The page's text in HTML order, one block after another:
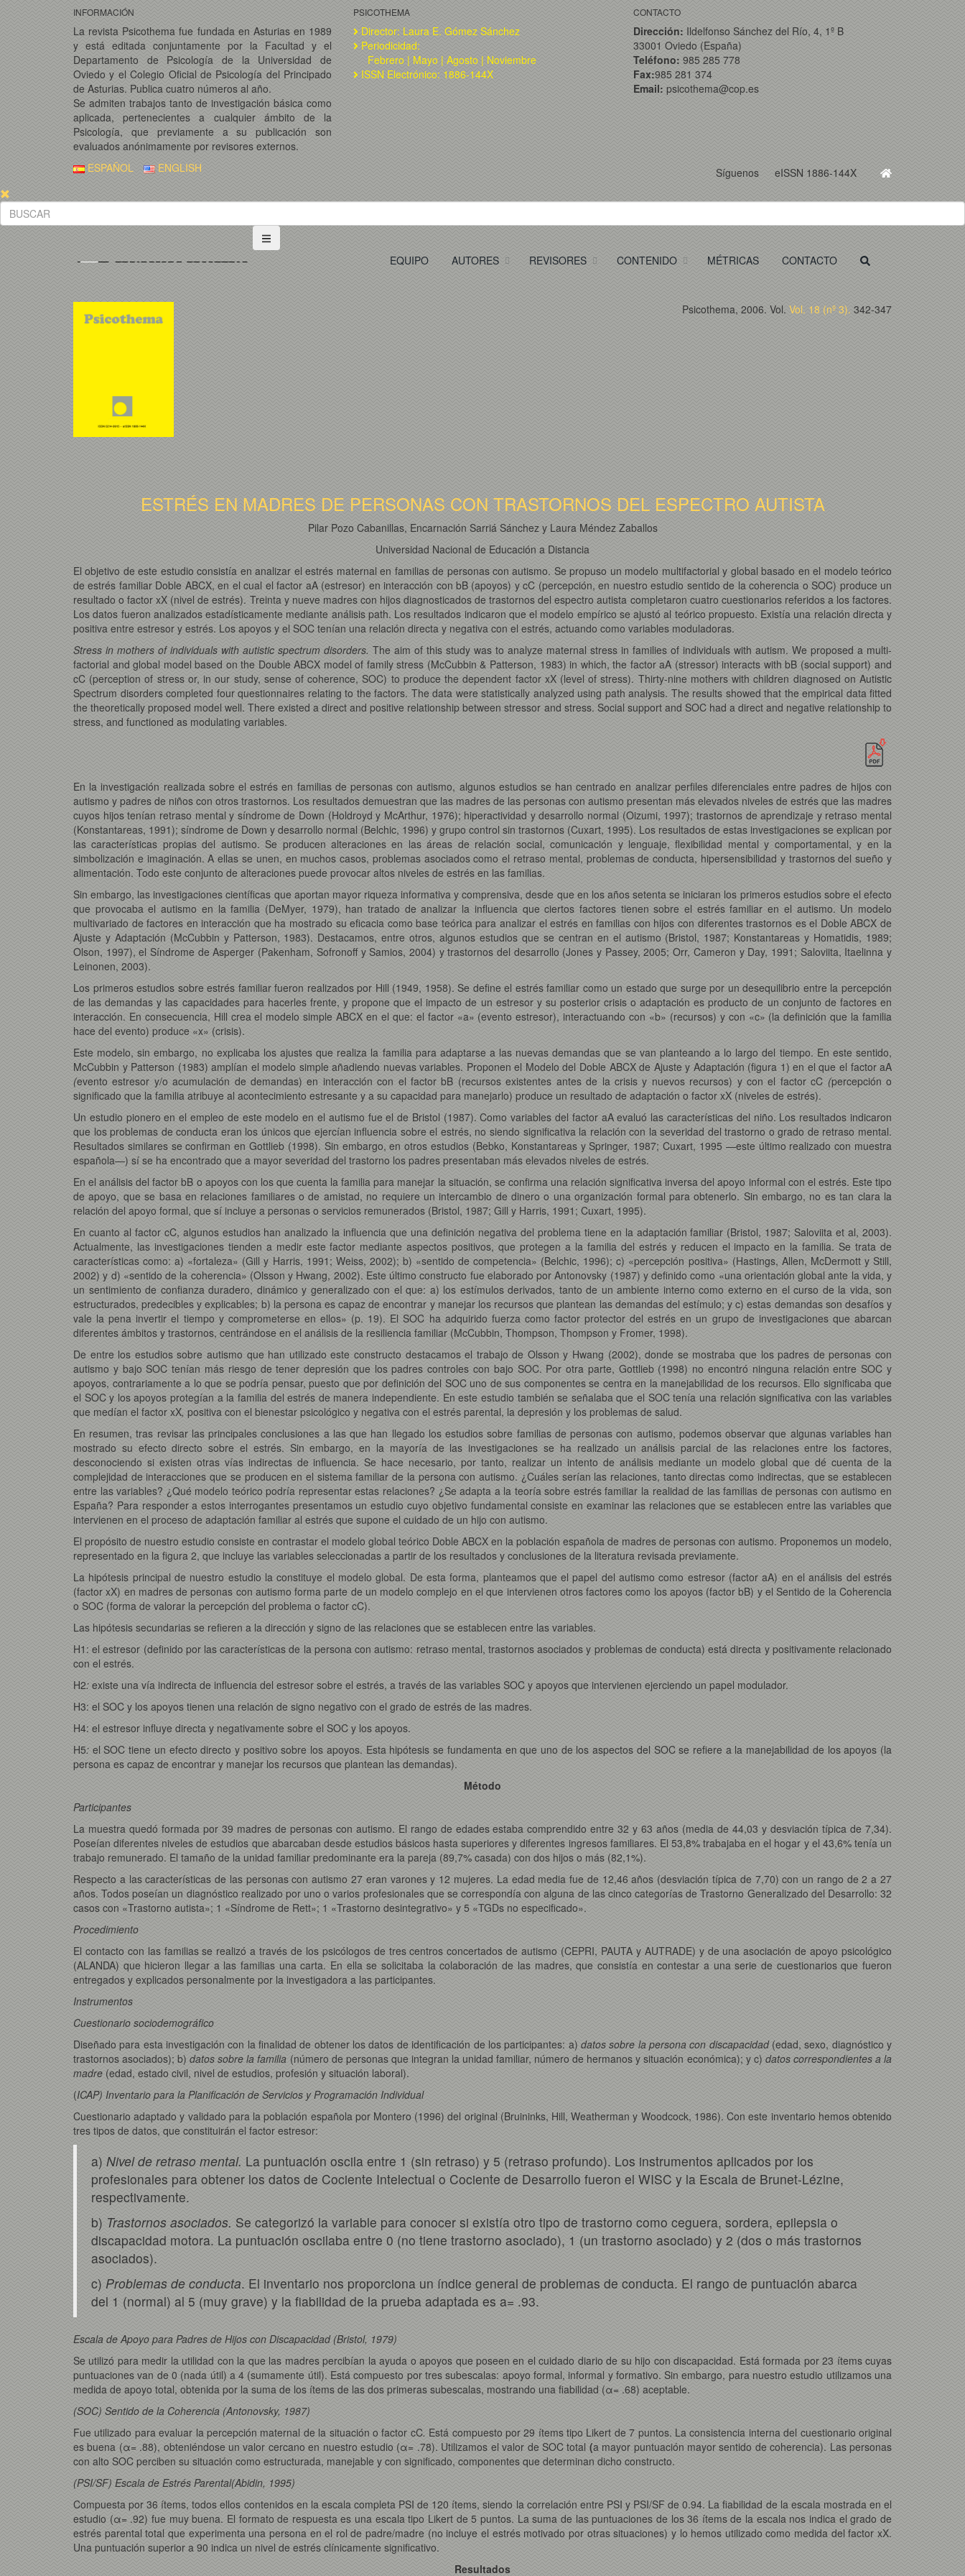
INFORMACIÓN
La revista Psicothema fue fundada en Asturias en 1989
y está editada conjuntamente por la Facultad y el
Departamento de Psicología de la Universidad de
Oviedo y el Colegio Oficial de Psicología del Principado
de Asturias. Publica cuatro números al año.
Se admiten trabajos tanto de investigación básica como
aplicada, pertenecientes a cualquier ámbito de la
Psicología, que previamente a su publicación son
evaluados anónimamente por revisores externos.
PSICOTHEMA
Director: Laura E. Gómez Sánchez
Periodicidad:
Febrero | Mayo | Agosto | Noviembre
ISSN Electrónico: 1886-144X
CONTACTO
Dirección: Ildelfonso Sánchez del Río, 4, 1º B
33001 Oviedo (España)
Teléfono: 985 285 778
Fax:985 281 374
Email: psicothema@cop.es
Síguenos eISSN 1886-144X
ESPAÑOL ENGLISH
EQUIPO AUTORES REVISORES CONTENIDO MÉTRICAS CONTACTO
Psicothema, 2006. Vol. Vol. 18 (nº 3). 342-347
ESTRÉS EN MADRES DE PERSONAS CON TRASTORNOS DEL ESPECTRO AUTISTA
Pilar Pozo Cabanillas, Encarnación Sarriá Sánchez y Laura Méndez Zaballos
Universidad Nacional de Educación a Distancia
El objetivo de este estudio consistía en analizar el estrés maternal en familias de personas con autismo. Se propuso un modelo multifactorial y global basado en el modelo teórico
de estrés familiar Doble ABCX, en el cual el factor aA (estresor) en interacción con bB (apoyos) y cC (percepción, en nuestro estudio sentido de la coherencia o SOC) produce un
resultado o factor xX (nivel de estrés). Treinta y nueve madres con hijos diagnosticados de trastornos del espectro autista completaron cuatro cuestionarios referidos a los factores.
Los datos fueron analizados estadísticamente mediante análisis path. Los resultados indicaron que el modelo empírico se ajustó al teórico propuesto. Existía una relación directa y
positiva entre estresor y estrés. Los apoyos y el SOC tenían una relación directa y negativa con el estrés, actuando como variables moduladoras.
Stress in mothers of individuals with autistic spectrum disorders. The aim of this study was to analyze maternal stress in families of individuals with autism. We proposed a multi-
factorial and global model based on the Double ABCX model of family stress (McCubbin & Patterson, 1983) in which, the factor aA (stressor) interacts with bB (social support) and
cC (perception of stress or, in our study, sense of coherence, SOC) to produce the dependent factor xX (level of stress). Thirty-nine mothers with children diagnosed on Autistic
Spectrum disorders completed four questionnaires relating to the factors. The data were statistically analyzed using path analysis. The results showed that the empirical data fitted
the theoretically proposed model well. There existed a direct and positive relationship between stressor and stress. Social support and SOC had a direct and negative relationship to
stress, and functioned as modulating variables.
En la investigación realizada sobre el estrés en familias de personas con autismo, algunos estudios se han centrado en analizar perfiles diferenciales entre padres de hijos con
autismo y padres de niños con otros trastornos. Los resultados demuestran que las madres de las personas con autismo presentan más elevados niveles de estrés que las madres
cuyos hijos tenían retraso mental y síndrome de Down (Holdroyd y McArthur, 1976); hiperactividad y desarrollo normal (Oizumi, 1997); trastornos de aprendizaje y retraso mental
(Konstantareas, 1991); síndrome de Down y desarrollo normal (Belchic, 1996) y grupo control sin trastornos (Cuxart, 1995). Los resultados de estas investigaciones se explican por
las características propias del autismo. Se producen alteraciones en las áreas de relación social, comunicación y lenguaje, flexibilidad mental y comportamental, y en la
simbolización e imaginación. A ellas se unen, en muchos casos, problemas asociados como el retraso mental, problemas de conducta, hipersensibilidad y trastornos del sueño y
alimentación. Todo este conjunto de alteraciones puede provocar altos niveles de estrés en las familias.
Sin embargo, las investigaciones científicas que aportan mayor riqueza informativa y comprensiva, desde que en los años setenta se iniciaran los primeros estudios sobre el efecto
que provocaba el autismo en la familia (DeMyer, 1979), han tratado de analizar la influencia que ciertos factores tienen sobre el estrés familiar en el autismo. Un modelo
multivariado de factores en interacción que ha mostrado su eficacia como base teórica para analizar el estrés en familias con hijos con diferentes trastornos es el Doble ABCX de
Ajuste y Adaptación (McCubbin y Patterson, 1983). Destacamos, entre otros, algunos estudios que se centran en el autismo (Bristol, 1987; Konstantareas y Homatidis, 1989;
Olson, 1997), el Síndrome de Asperger (Pakenham, Sofronoff y Samios, 2004) y trastornos del desarrollo (Jones y Passey, 2005; Orr, Cameron y Day, 1991; Saloviita, Itaelinna y
Leinonen, 2003).
Los primeros estudios sobre estrés familiar fueron realizados por Hill (1949, 1958). Se define el estrés familiar como un estado que surge por un desequilibrio entre la percepción
de las demandas y las capacidades para hacerles frente, y propone que el impacto de un estresor y su posterior crisis o adaptación es producto de un conjunto de factores en
interacción. En consecuencia, Hill crea el modelo simple ABCX en el que: el factor «a» (evento estresor), interactuando con «b» (recursos) y con «c» (la definición que la familia
hace del evento) produce «x» (crisis).
Este modelo, sin embargo, no explicaba los ajustes que realiza la familia para adaptarse a las nuevas demandas que se van planteando a lo largo del tiempo. En este sentido,
McCubbin y Patterson (1983) amplían el modelo simple añadiendo nuevas variables. Proponen el Modelo del Doble ABCX de Ajuste y Adaptación (figura 1) en el que el factor aA
(evento estresor y/o acumulación de demandas) en interacción con el factor bB (recursos existentes antes de la crisis y nuevos recursos) y con el factor cC (percepción o
significado que la familia atribuye al acontecimiento estresante y a su capacidad para manejarlo) produce un resultado de adaptación o factor xX (niveles de estrés).
Un estudio pionero en el empleo de este modelo en el autismo fue el de Bristol (1987). Como variables del factor aA evaluó las características del niño. Los resultados indicaron
que los problemas de conducta eran los únicos que ejercían influencia sobre el estrés, no siendo significativa la relación con la severidad del trastorno o grado de retraso mental.
Resultados similares se confirman en Gottlieb (1998). Sin embargo, en otros estudios (Bebko, Konstantareas y Springer, 1987; Cuxart, 1995 —este último realizado con muestra
española—) sí se ha encontrado que a mayor severidad del trastorno los padres presentaban más elevados niveles de estrés.
En el análisis del factor bB o apoyos con los que cuenta la familia para manejar la situación, se confirma una relación significativa inversa del apoyo informal con el estrés. Este tipo
de apoyo, que se basa en relaciones familiares o de amistad, no requiere un intercambio de dinero o una organización formal para obtenerlo. Sin embargo, no es tan clara la
relación del apoyo formal, que sí incluye a personas o servicios remunerados (Bristol, 1987; Gill y Harris, 1991; Cuxart, 1995).
En cuanto al factor cC, algunos estudios han analizado la influencia que una definición negativa del problema tiene en la adaptación familiar (Bristol, 1987; Saloviita et al, 2003).
Actualmente, las investigaciones tienden a medir este factor mediante aspectos positivos, que protegen a la familia del estrés y reducen el impacto en la familia. Se trata de
características como: a) «fortaleza» (Gill y Harris, 1991; Weiss, 2002); b) «sentido de competencia» (Belchic, 1996); c) «percepción positiva» (Hastings, Allen, McDermott y Still,
2002) y d) «sentido de la coherencia» (Olsson y Hwang, 2002). Este último constructo fue elaborado por Antonovsky (1987) y definido como «una orientación global ante la vida, y
un sentimiento de confianza duradero, dinámico y generalizado con el que: a) los estímulos derivados, tanto de un ambiente interno como externo en el curso de la vida, son
estructurados, predecibles y explicables; b) la persona es capaz de encontrar y manejar los recursos que plantean las demandas del estímulo; y c) estas demandas son desafíos y
vale la pena invertir el tiempo y comprometerse en ellos» (p. 19). El SOC ha adquirido fuerza como factor protector del estrés en un grupo de investigaciones que abarcan
diferentes ámbitos y trastornos, centrándose en el análisis de la resiliencia familiar (McCubbin, Thompson, Thompson y Fromer, 1998).
De entre los estudios sobre autismo que han utilizado este constructo destacamos el trabajo de Olsson y Hwang (2002), donde se mostraba que los padres de personas con
autismo y bajo SOC tenían más riesgo de tener depresión que los padres controles con bajo SOC. Por otra parte, Gottlieb (1998) no encontró ninguna relación entre SOC y
apoyos, contrariamente a lo que se podría pensar, puesto que por definición del SOC uno de sus componentes se centra en la manejabilidad de los recursos. Ello significaba que
el SOC y los apoyos protegían a la familia del estrés de manera independiente. En este estudio también se señalaba que el SOC tenía una relación significativa con las variables
que medían el factor xX, positiva con el bienestar psicológico y negativa con el estrés parental, la depresión y los problemas de salud.
En resumen, tras revisar las principales conclusiones a las que han llegado los estudios sobre familias de personas con autismo, podemos observar que algunas variables han
mostrado su efecto directo sobre el estrés. Sin embargo, en la mayoría de las investigaciones se ha realizado un análisis parcial de las relaciones entre los factores,
desconociendo si existen otras vías indirectas de influencia. Se hace necesario, por tanto, realizar un intento de análisis mediante un modelo global que dé cuenta de la
complejidad de interacciones que se producen en el sistema familiar de la persona con autismo. ¿Cuáles serían las relaciones, tanto directas como indirectas, que se establecen
entre las variables? ¿Qué modelo teórico podría representar estas relaciones? ¿Se adapta a la teoría sobre estrés familiar la realidad de las familias de personas con autismo en
España? Para responder a estos interrogantes presentamos un estudio cuyo objetivo fundamental consiste en examinar las relaciones que se establecen entre las variables que
intervienen en el proceso de adaptación familiar al estrés que supone el cuidado de un hijo con autismo.
El propósito de nuestro estudio consiste en contrastar el modelo global teórico Doble ABCX en la población española de madres de personas con autismo. Proponemos un modelo,
representado en la figura 2, que incluye las variables seleccionadas a partir de los resultados y conclusiones de la literatura revisada previamente.
La hipótesis principal de nuestro estudio la constituye el modelo global. De esta forma, planteamos que el papel del autismo como estresor (factor aA) en el análisis del estrés
(factor xX) en madres de personas con autismo forma parte de un modelo complejo en el que intervienen otros factores como los apoyos (factor bB) y el Sentido de la Coherencia
o SOC (forma de valorar la percepción del problema o factor cC).
Las hipótesis secundarias se refieren a la dirección y signo de las relaciones que se establecen entre las variables.
H1: el estresor (definido por las características de la persona con autismo: retraso mental, trastornos asociados y problemas de conducta) está directa y positivamente relacionado
con el estrés.
H2: existe una vía indirecta de influencia del estresor sobre el estrés, a través de las variables SOC y apoyos que intervienen ejerciendo un papel modulador.
H3: el SOC y los apoyos tienen una relación de signo negativo con el grado de estrés de las madres.
H4: el estresor influye directa y negativamente sobre el SOC y los apoyos.
H5: el SOC tiene un efecto directo y positivo sobre los apoyos. Esta hipótesis se fundamenta en que uno de los aspectos del SOC se refiere a la manejabilidad de los apoyos (la
persona es capaz de encontrar y manejar los recursos que plantean las demandas).
Método
Participantes
La muestra quedó formada por 39 madres de personas con autismo. El rango de edades estaba comprendido entre 32 y 63 años (media de 44,03 y desviación típica de 7,34).
Poseían diferentes niveles de estudios que abarcaban desde estudios básicos hasta superiores y diferentes ingresos familiares. El 53,8% trabajaba en el hogar y el 43,6% tenía un
trabajo remunerado. El tamaño de la unidad familiar predominante era la pareja (89,7% casada) con dos hijos o más (82,1%).
Respecto a las características de las personas con autismo 27 eran varones y 12 mujeres. La edad media fue de 12,46 años (desviación típica de 7,70) con un rango de 2 a 27
años. Todos poseían un diagnóstico realizado por uno o varios profesionales que se correspondía con alguna de las cinco categorías de Trastorno Generalizado del Desarrollo: 32
casos con «Trastorno autista»; 1 «Síndrome de Rett»; 1 «Trastorno desintegrativo» y 5 «TGDs no especificado».
Procedimiento
El contacto con las familias se realizó a través de los psicólogos de tres centros concertados de autismo (CEPRI, PAUTA y AUTRADE) y de una asociación de apoyo psicológico
(ALANDA) que hicieron llegar a las familias una carta. En ella se solicitaba la colaboración de las madres, que consistía en contestar a una serie de cuestionarios que fueron
entregados y explicados personalmente por la investigadora a las participantes.
Instrumentos
Cuestionario sociodemográfico
Diseñado para esta investigación con la finalidad de obtener los datos de identificación de los participantes: a) datos sobre la persona con discapacidad (edad, sexo, diagnóstico y
trastornos asociados); b)datos sobre la familia (número de personas que integran la unidad familiar, número de hermanos y situación económica); y c) datos correspondientes a la
madre (edad, estado civil, nivel de estudios, profesión y situación laboral).
(ICAP) Inventario para la Planificación de Servicios y Programación Individual
Cuestionario adaptado y validado para la población española por Montero (1996) del original (Bruininks, Hill, Weatherman y Woodcock, 1986). Con este inventario hemos obtenido
tres tipos de datos, que constituirán el factor estresor:
a) Nivel de retraso mental. La puntuación oscila entre 1 (sin retraso) y 5 (retraso profundo). Los instrumentos aplicados por los
profesionales para obtener los datos de Cociente Intelectual o Cociente de Desarrollo fueron el WISC y la Escala de Brunet-Lézine,
respectivamente.
b) Trastornos asociados. Se categorizó la variable para conocer si existía otro tipo de trastorno como ceguera, sordera, epilepsia o
discapacidad motora. La puntuación oscilaba entre 0 (no tiene trastorno asociado), 1 (un trastorno asociado) y 2 (dos o más trastornos
asociados).
c) Problemas de conducta. El inventario nos proporciona un índice general de problemas de conducta. El rango de puntuación abarca
del 1 (normal) al 5 (muy grave) y la fiabilidad de la prueba adaptada es a= .93.
Escala de Apoyo para Padres de Hijos con Discapacidad (Bristol, 1979)
Se utilizó para medir la utilidad con la que las madres percibían la ayuda o apoyos que poseen en el cuidado diario de su hijo con discapacidad. Está formada por 23 ítems cuyas
puntuaciones van de 0 (nada útil) a 4 (sumamente útil). Está compuesto por tres subescalas: apoyo formal, informal y formativo. Sin embargo, para nuestro estudio utilizamos una
medida de apoyo total, obtenida por la suma de los ítems de las dos primeras subescalas, mostrando una fiabilidad (α= .68) aceptable.
(SOC) Sentido de la Coherencia (Antonovsky, 1987)
Fue utilizado para evaluar la percepción maternal de la situación o factor cC. Está compuesto por 29 ítems tipo Likert de 7 puntos. La consistencia interna del cuestionario original
es buena (α= .88), obteniéndose un valor cercano en nuestro estudio (α= .78). Utilizamos el valor de SOC total (a mayor puntuación mayor sentido de coherencia). Las personas
con alto SOC perciben su situación como estructurada, manejable y con significado, componentes que determinan dicho constructo.
(PSI/SF) Escala de Estrés Parental(Abidin, 1995)
Compuesta por 36 ítems, todos ellos contenidos en la escala completa PSI de 120 ítems, siendo la correlación entre PSI y PSI/SF de 0.94. La fiabilidad de la escala mostrada en el
estudio (α= .92) fue muy buena. El formato de respuesta es una escala tipo Likert de 5 puntos. La suma de las puntuaciones de los 36 ítems de la escala nos indica el grado de
estrés parental total que experimenta una persona en el rol de padre/madre (no incluye el estrés motivado por otras situaciones) y lo hemos utilizado como medida del factor xX.
Una puntuación superior a 90 indica un nivel de estrés clínicamente significativo.
Resultados